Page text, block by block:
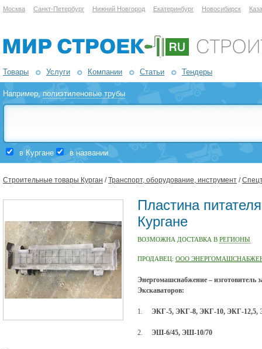
Москва Санкт-Петербург Нижний Новгород Екатеринбург Новосибирск
Товары Услуги Компании Статьи Тендеры
Например,полиэтиленовые трубы
в Кургане в названии
Строительные товары Курган /Транспорт, оборудование, инструмент /
Пластина
Кургане
ВОЗМОЖНА ДОСТАВКА В РЕГИОНЫ
ПРОДАВЕЦ: ООО
Энергомашснабжение – изготовитель
Экскаваторов:
1. ЭКГ-5, ЭКГ-8, ЭКГ-10, ЭКГ-12,5,
2. ЭШ-6/45, ЭШ-10/70